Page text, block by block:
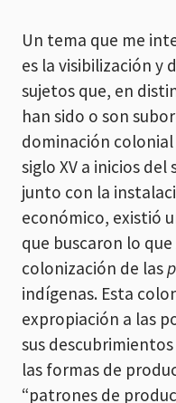
Un tema que me
es la visibilización y
sujetos que, en
han sido o son
dominación colonial
siglo XV a inicios del
junto con la
económico, existió
que buscaron lo
colonización de las
indígenas. Esta
expropiación a las
sus
las formas de
“patrones de